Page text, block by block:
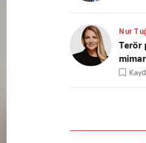
Nur
Terör